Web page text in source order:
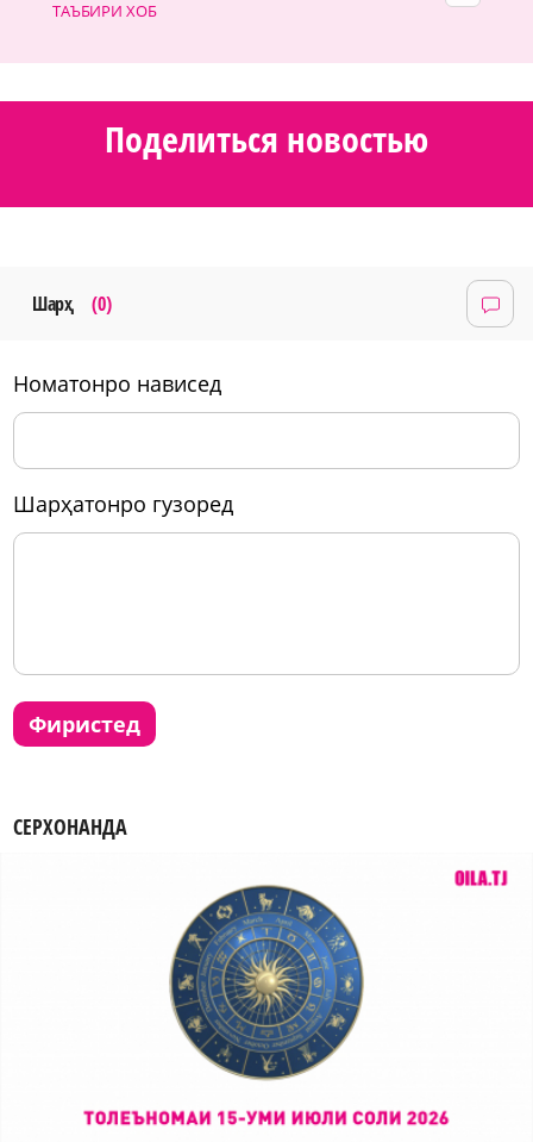
ТАЪБИРИ ХОБ
Поделиться новостью
Шарҳ (0)
номатонро нависед
шарҳатонро гузоред
фиристед
СЕРХОНАНДА